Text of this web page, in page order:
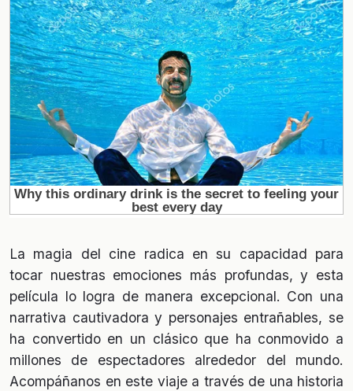
La magia del cine radica en su capacidad para
tocar nuestras emociones más profundas, y esta
película lo logra de manera excepcional. Con una
narrativa cautivadora y personajes entrañables, se
ha convertido en un clásico que ha conmovido a
millones de espectadores alrededor del mundo.
Acompáñanos en este viaje a través de una historia